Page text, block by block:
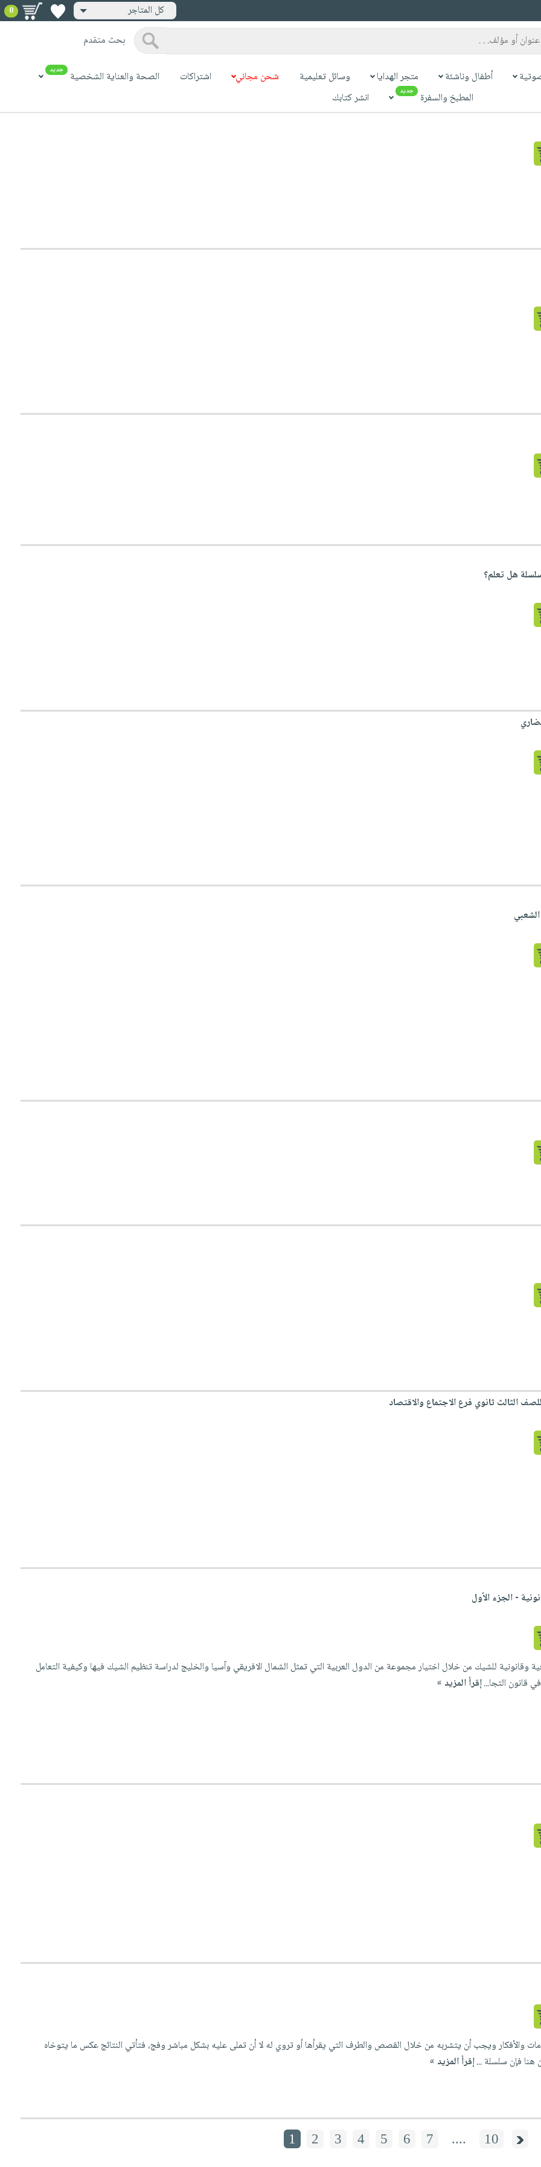
كل المتاجر 0
بحث متقدم
أطفال وناشئة متجر الهدايا وسائل تعليمية شحن مجاني اشتراكات الصحة والعناية الشخصية جديد
المطبخ والسفرة جديد
انشر كتابك
هل تعلم؟
الثالث ثانوي فرع الاجتماع والاقتصاد
- الجزء الأول
وقانونية للشيك من خلال اختيار مجموعة من الدول العربية التي تمثل الشمال الافريقي وآسيا والخليج لدراسة تنظيم الشيك فيها وكيفية التعامل
قانون التجا...إقرأ المزيد »
والأفكار ويجب أن يتشربه من خلال القصص والطرف التي يقرأها أو تروي له لا أن تملى عليه بشكل مباشر وفج، فتأتي النتائج عكس ما يتوخاه
هنا فإن سلسلة ...إقرأ المزيد »
1 2 3 4 5 6 7 .... 10